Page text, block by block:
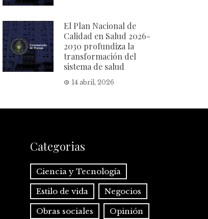
El Plan Nacional de
Calidad en Salud 2026-
2030 profundiza la
transformación del
sistema de salud
14 abril, 2026
Categorias
Ciencia y Tecnología
Estilo de vida Negocios
Obras sociales Opinión